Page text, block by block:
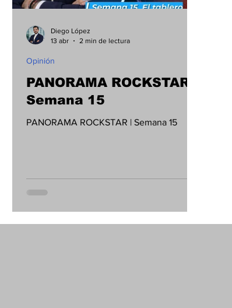
PANORAMA ROCKSTAR |
Semana 15
PANORAMA ROCKSTAR | Semana 15
Opinión
Diego López
13 abr
2 min de lectura